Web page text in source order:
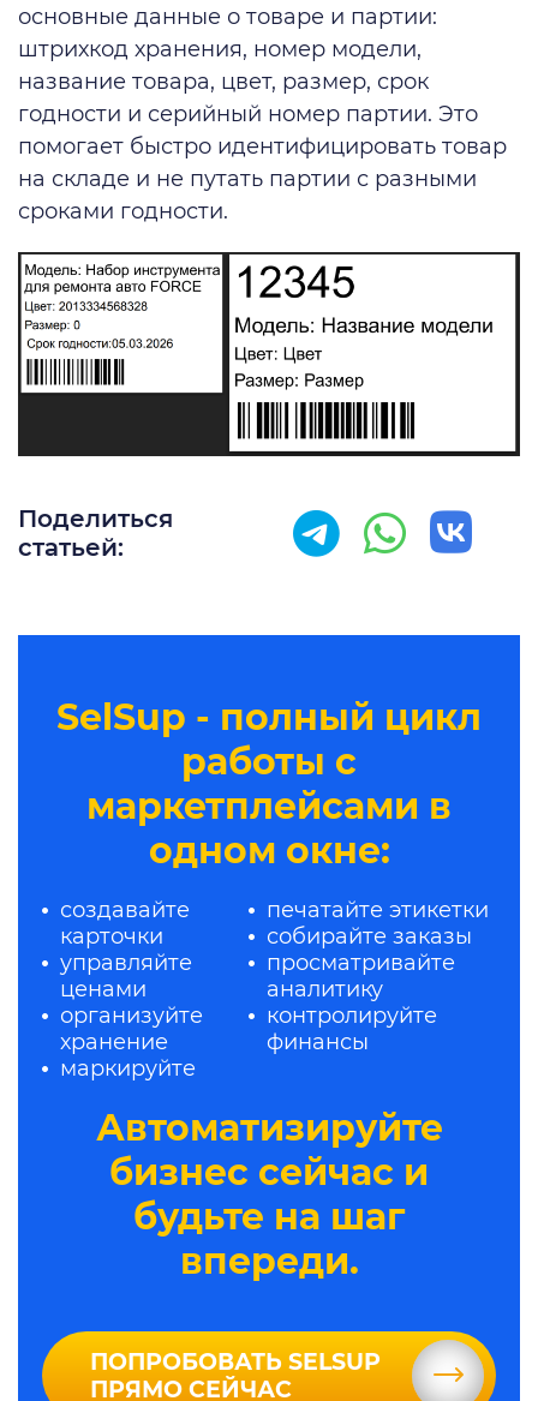
основные данные о товаре и партии:
штрихкод хранения, номер модели,
название товара, цвет, размер, срок
годности и серийный номер партии. Это
помогает быстро идентифицировать товар
на складе и не путать партии с разными
сроками годности.
Поделиться
статьей:
SelSup - полный цикл
работы с
маркетплейсами в
одном окне:
создавайте
карточки
управляйте
ценами
организуйте
хранение
маркируйте
печатайте этикетки
собирайте заказы
просматривайте
аналитику
контролируйте
финансы
Автоматизируйте
бизнес сейчас и
будьте на шаг
впереди.
ПОПРОБОВАТЬ SELSUP
ПРЯМО СЕЙЧАС